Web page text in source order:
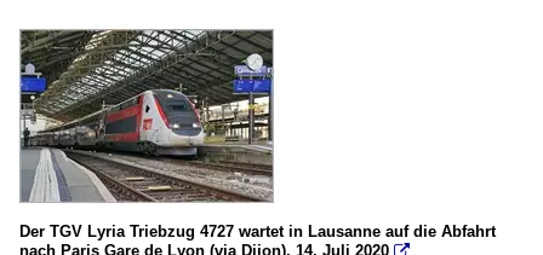
Der TGV Lyria Triebzug 4727 wartet in Lausanne auf die Abfahrt
nach Paris Gare de Lyon (via Dijon). 14. Juli 2020 